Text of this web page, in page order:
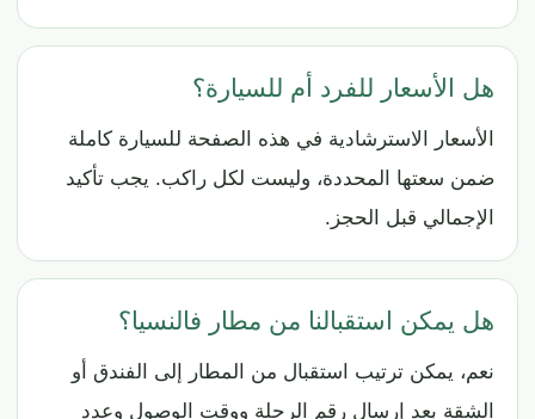
هل الأسعار للفرد أم للسيارة؟
الأسعار الاسترشادية في هذه الصفحة للسيارة كاملة
ضمن سعتها المحددة، وليست لكل راكب. يجب تأكيد
الإجمالي قبل الحجز.
هل يمكن استقبالنا من مطار فالنسيا؟
نعم، يمكن ترتيب استقبال من المطار إلى الفندق أو
الشقة بعد إرسال رقم الرحلة ووقت الوصول وعدد